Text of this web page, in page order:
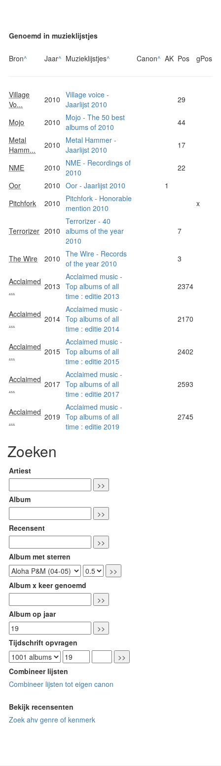
Genoemd in muzieklijstjes
Bron^ Jaar^ Muzieklijstjes^ Canon^ AK Pos gPos
Village
Vo...
2010 Village voice -
Jaarlijst 2010
29
Mojo 2010
Mojo - The 50 best
albums of 2010
44
Metal
Hamm...
2010
Metal Hammer -
Jaarlijst 2010
17
NME 2010
NME - Recordings of
2010
22
Oor
2010 Oor - Jaarlijst 2010
1
Pitchfork
2010
Pitchfork - Honorable
mention 2010
x
Terrorizer 2010
Terrorizer - 40
albums of the year
2010
7
The Wire 2010 The Wire - Records
of the year 2010
3
Acclaimed
...
2013
Acclaimed music -
Top albums of all
time : editie 2013
2374
Acclaimed
...
2014
Acclaimed music -
Top albums of all
time : editie 2014
2170
Acclaimed
...
2015
Acclaimed music -
Top albums of all
time : editie 2015
2402
Acclaimed
...
2017
Acclaimed music -
Top albums of all
time : editie 2017
2593
Acclaimed
...
2019
Acclaimed music -
Top albums of all
time : editie 2019
2745
Zoeken
Artiest
Album
Recensent
Album met sterren
Album x keer genoemd
Album op jaar
Tijdschrift opvragen
Combineer lijsten
Combineer lijsten tot eigen canon
Bekijk recensenten
Zoek ahv genre of kenmerk